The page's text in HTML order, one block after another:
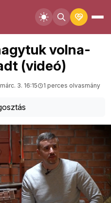
volna-
(videó)
3. 16:15 1 perces olvasmány